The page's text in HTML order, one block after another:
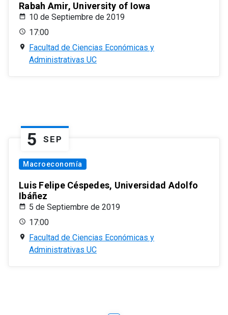
Rabah Amir, University of Iowa
10 de Septiembre de 2019
17:00
Facultad de Ciencias Económicas y
Administrativas UC
5 SEP
Macroeconomía
Luis Felipe Céspedes, Universidad Adolfo
Ibáñez
5 de Septiembre de 2019
17:00
Facultad de Ciencias Económicas y
Administrativas UC